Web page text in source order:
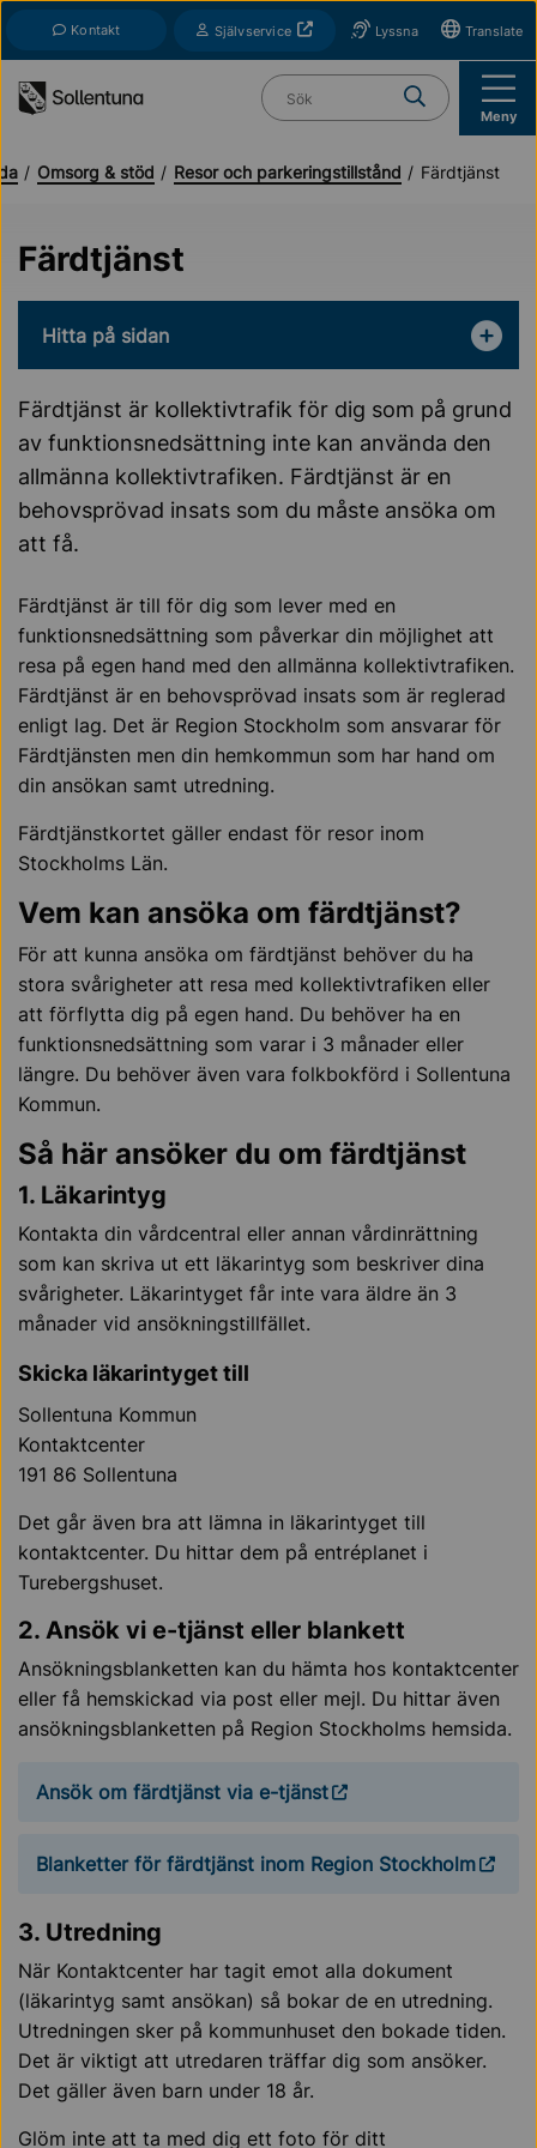
Kontakt SjälvserviceÖppnas i nytt fönsterLyssna Translate
Vad söker du?
Meny
Omsorg & stöd Resor och parkeringstillstånd Färdtjänst
Färdtjänst
Hitta på sidan
Färdtjänst är kollektivtrafik för dig som på grund
av funktionsnedsättning inte kan använda den
allmänna kollektivtrafiken. Färdtjänst är en
behovsprövad insats som du måste ansöka om
att få.
Färdtjänst är till för dig som lever med en
funktionsnedsättning som påverkar din möjlighet att
resa på egen hand med den allmänna kollektivtrafiken.
Färdtjänst är en behovsprövad insats som är reglerad
enligt lag. Det är Region Stockholm som ansvarar för
Färdtjänsten men din hemkommun som har hand om
din ansökan samt utredning.
Färdtjänstkortet gäller endast för resor inom
Stockholms Län.
Vem kan ansöka om färdtjänst?
För att kunna ansöka om färdtjänst behöver du ha
stora svårigheter att resa med kollektivtrafiken eller
att förflytta dig på egen hand. Du behöver ha en
funktionsnedsättning som varar i 3 månader eller
längre. Du behöver även vara folkbokförd i Sollentuna
Kommun.
Så här ansöker du om färdtjänst
1. Läkarintyg
Kontakta din vårdcentral eller annan vårdinrättning
som kan skriva ut ett läkarintyg som beskriver dina
svårigheter. Läkarintyget får inte vara äldre än 3
månader vid ansökningstillfället.
Skicka läkarintyget till
Sollentuna Kommun
Kontaktcenter
191 86 Sollentuna
Det går även bra att lämna in läkarintyget till
kontaktcenter. Du hittar dem på entréplanet i
Turebergshuset.
2. Ansök vi e-tjänst eller blankett
Ansökningsblanketten kan du hämta hos kontaktcenter
eller få hemskickad via post eller mejl. Du hittar även
ansökningsblanketten på Region Stockholms hemsida.
Ansök om färdtjänst via e-tjänst
Blanketter för färdtjänst inom Region Stockholm
3. Utredning
När Kontaktcenter har tagit emot alla dokument
(läkarintyg samt ansökan) så bokar de en utredning.
Utredningen sker på kommunhuset den bokade tiden.
Det är viktigt att utredaren träffar dig som ansöker.
Det gäller även barn under 18 år.
Glöm inte att ta med dig ett foto för ditt